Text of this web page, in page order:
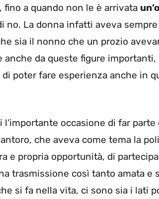
fino a quando non le è arrivata
no. La donna infatti aveva
sia il nonno che un prozio
anche da queste figure importanti,
di poter fare esperienza anche in
l’importante occasione di far
che aveva come tema la
e propria opportunità, di
trasmissione così tanto amata e
si fa nella vita, ci sono sia i lati